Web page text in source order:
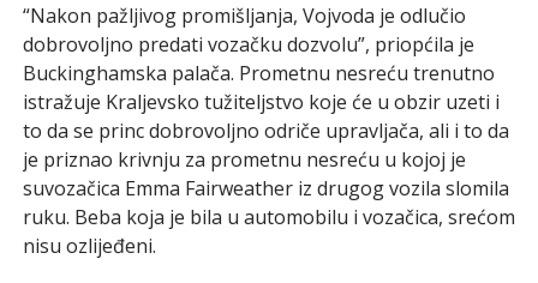
“Nakon pažljivog promišljanja, Vojvoda je odlučio
dobrovoljno predati vozačku dozvolu”, priopćila je
Buckinghamska palača. Prometnu nesreću trenutno
istražuje Kraljevsko tužiteljstvo koje će u obzir uzeti i
to da se princ dobrovoljno odriče upravljača, ali i to da
je priznao krivnju za prometnu nesreću u kojoj je
suvozačica Emma Fairweather iz drugog vozila slomila
ruku. Beba koja je bila u automobilu i vozačica, srećom
nisu ozlijeđeni.